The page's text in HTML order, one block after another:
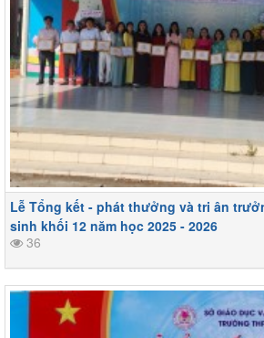
Lễ Tổng kết - phát thưởng và tri ân
sinh khối 12 năm học 2025 - 2026
36